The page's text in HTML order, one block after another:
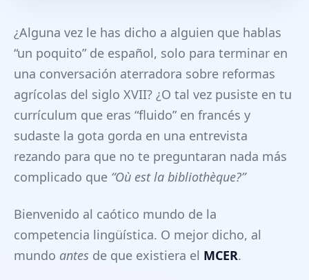
¿Alguna vez le has dicho a alguien que hablas
“un poquito” de español, solo para terminar en
una conversación aterradora sobre reformas
agrícolas del siglo XVII? ¿O tal vez pusiste en tu
currículum que eras “fluido” en francés y
sudaste la gota gorda en una entrevista
rezando para que no te preguntaran nada más
complicado que “Où est la bibliothèque?”
Bienvenido al caótico mundo de la
competencia lingüística. O mejor dicho, al
mundo antes de que existiera el MCER.